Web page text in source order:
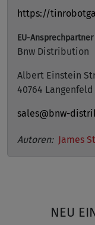
https://
EU-Ansprechpartner
Bnw Distribution
Albert Einstein
40764 Langenfeld
sales@bnw-
Autoren: James
NEU